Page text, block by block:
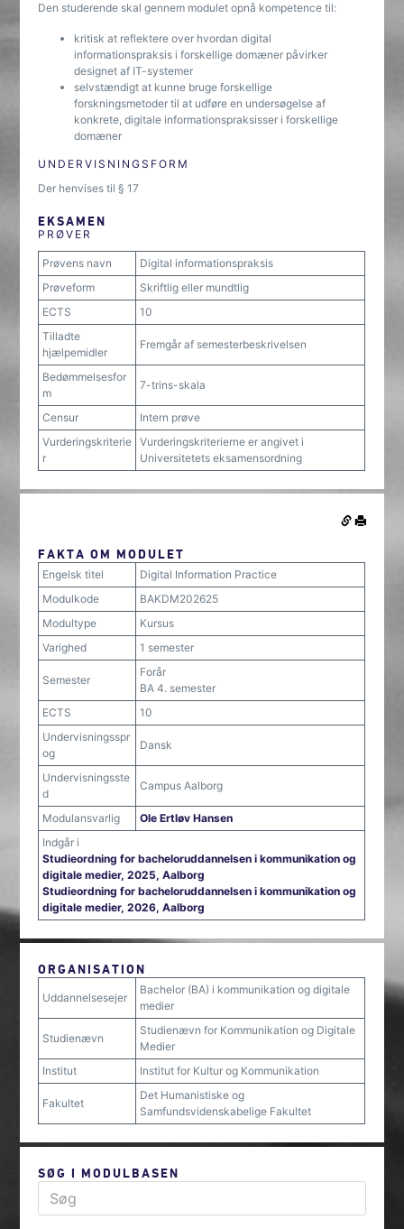
Den studerende skal gennem modulet opnå kompetence til:
kritisk at reflektere over hvordan digital
informationspraksis i forskellige domæner påvirker
designet af IT-systemer
selvstændigt at kunne bruge forskellige
forskningsmetoder til at udføre en undersøgelse af
konkrete, digitale informationspraksisser i forskellige
domæner
UNDERVISNINGSFORM
Der henvises til § 17
EKSAMEN
PRØVER
Prøvens navn
Digital informationspraksis
Prøveform
Skriftlig eller mundtlig
ECTS
10
Tilladte
hjælpemidler
Fremgår af semesterbeskrivelsen
Bedømmelsesfor
m
7-trins-skala
Censur
Intern prøve
Vurderingskriterie
r
Vurderingskriterierne er angivet i
Universitetets eksamensordning
FAKTA OM MODULET
Engelsk titel
Digital Information Practice
Modulkode
BAKDM202625
Modultype
Kursus
Varighed
1 semester
Semester
Forår
BA 4. semester
ECTS
10
Undervisningsspr
og
Dansk
Undervisningsste
d
Campus Aalborg
Modulansvarlig
Ole Ertløv Hansen
Indgår i
Studieordning for bacheloruddannelsen i kommunikation og
digitale medier, 2025, Aalborg
Studieordning for bacheloruddannelsen i kommunikation og
digitale medier, 2026, Aalborg
ORGANISATION
Uddannelsesejer
Bachelor (BA) i kommunikation og digitale
medier
Studienævn
Studienævn for Kommunikation og Digitale
Medier
Institut
Institut for Kultur og Kommunikation
Fakultet
Det Humanistiske og
Samfundsvidenskabelige Fakultet
SØG I MODULBASEN